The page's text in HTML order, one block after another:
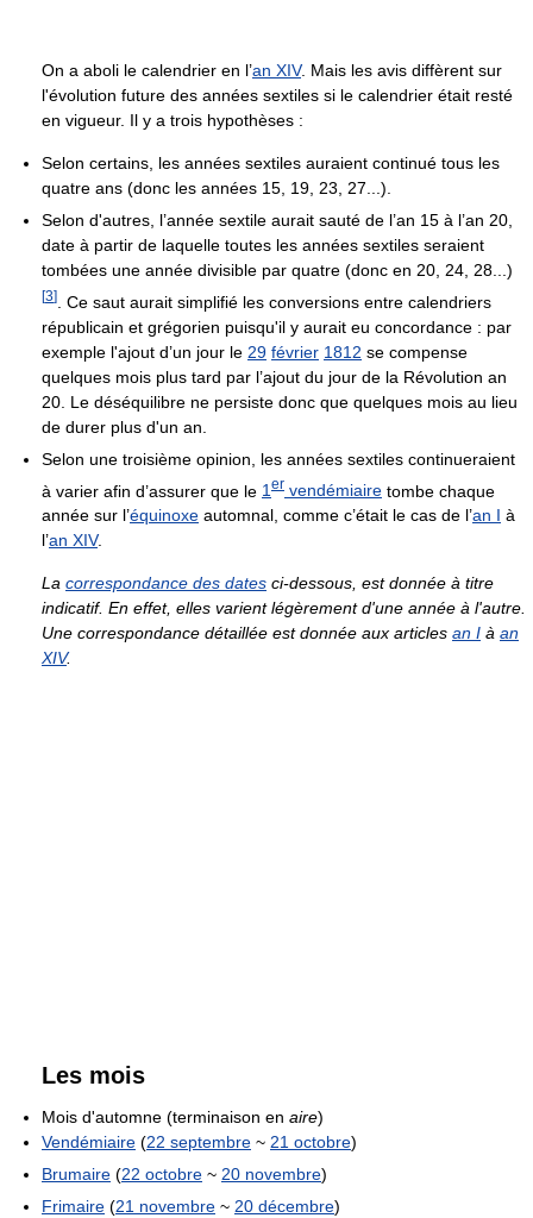
On a aboli le calendrier en l’an XIV. Mais les avis diffèrent sur
l'évolution future des années sextiles si le calendrier était resté
en vigueur. Il y a trois hypothèses :
Selon certains, les années sextiles auraient continué tous les
quatre ans (donc les années 15, 19, 23, 27...).
Selon d'autres, l’année sextile aurait sauté de l’an 15 à l’an 20,
date à partir de laquelle toutes les années sextiles seraient
tombées une année divisible par quatre (donc en 20, 24, 28...)
[3]
. Ce saut aurait simplifié les conversions entre calendriers
républicain et grégorien puisqu'il y aurait eu concordance : par
exemple l'ajout d’un jour le 29 février 1812 se compense
quelques mois plus tard par l’ajout du jour de la Révolution an
20. Le déséquilibre ne persiste donc que quelques mois au lieu
de durer plus d'un an.
Selon une troisième opinion, les années sextiles continueraient
à varier afin d’assurer que le 1er vendémiaire tombe chaque
année sur l’équinoxe automnal, comme c’était le cas de l’an I à
l’an XIV.
La correspondance des dates ci-dessous, est donnée à titre
indicatif. En effet, elles varient légèrement d'une année à l'autre.
Une correspondance détaillée est donnée aux articles an I à an
XIV.
Les mois
Mois d'automne (terminaison en aire)
Vendémiaire (22 septembre ~ 21 octobre)
Brumaire (22 octobre ~ 20 novembre)
Frimaire (21 novembre ~ 20 décembre)